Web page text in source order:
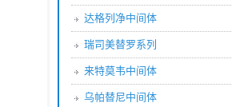
达格列净中间体
瑞司美替罗系列
来特莫韦中间体
乌帕替尼中间体